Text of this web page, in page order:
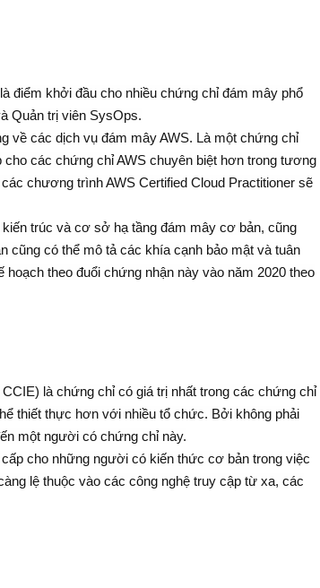
là điểm khởi đầu cho nhiều chứng chỉ đám mây phổ
Quản trị viên SysOps.
về các dịch vụ đám mây AWS. Là một chứng chỉ
các chứng chỉ AWS chuyên biệt hơn trong tương
chương trình AWS Certified Cloud Practitioner sẽ
trúc và cơ sở hạ tầng đám mây cơ bản, cũng
cũng có thể mô tả các khía cạnh bảo mật và tuân
theo đuổi chứng nhận này vào năm 2020 theo
là chứng chỉ có giá trị nhất trong các chứng chỉ
thiết thực hơn với nhiều tổ chức. Bởi không phải
một người có chứng chỉ này.
cho những người có kiến thức cơ bản trong việc
lệ thuộc vào các công nghệ truy cập từ xa, các